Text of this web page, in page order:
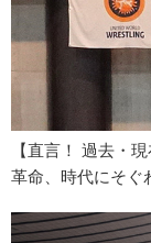
【直言！ 過去・
革命、時代にそぐ